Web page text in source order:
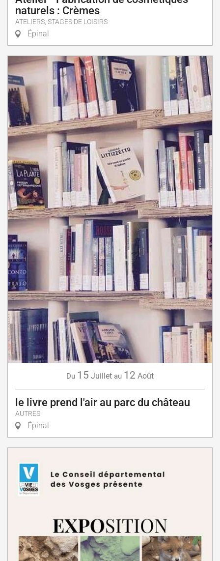
naturels : Crèmes
ATELIERS, STAGES DE LOISIRS
Épinal
Du 15 Juillet au 12 Août
le livre prend l'air au parc du château
AUTRES
Épinal